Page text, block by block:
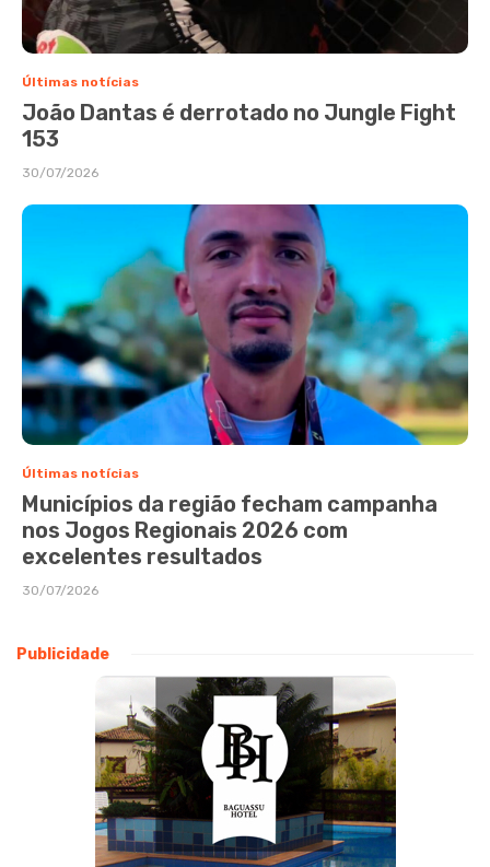
Últimas notícias
João Dantas é derrotado no Jungle Fight
153
30/07/2026
Últimas notícias
Municípios da região fecham campanha
nos Jogos Regionais 2026 com
excelentes resultados
30/07/2026
Publicidade